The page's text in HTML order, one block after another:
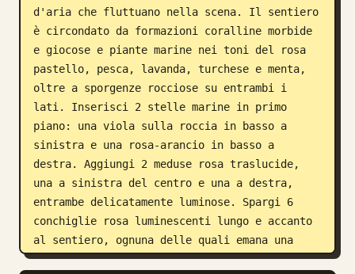
d'aria che fluttuano nella scena. Il sentiero
è circondato da formazioni coralline morbide
e giocose e piante marine nei toni del rosa
pastello, pesca, lavanda, turchese e menta,
oltre a sporgenze rocciose su entrambi i
lati. Inserisci 2 stelle marine in primo
piano: una viola sulla roccia in basso a
sinistra e una rosa-arancio in basso a
destra. Aggiungi 2 meduse rosa traslucide,
una a sinistra del centro e una a destra,
entrambe delicatamente luminose. Spargi 6
conchiglie rosa luminescenti lungo e accanto
al sentiero, ognuna delle quali emana una
soffice aura magica. Aggiungi 4 conchiglie